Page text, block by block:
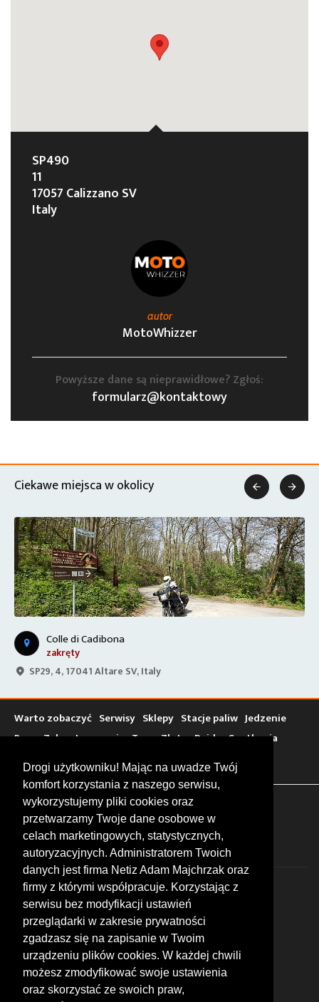
Drogi użytkowniku! Mając na uwadze Twój
komfort korzystania z naszego serwisu,
wykorzystujemy pliki cookies oraz
przetwarzamy Twoje dane osobowe w
celach marketingowych, statystycznych,
autoryzacyjnych. Administratorem Twoich
danych jest firma Netiz Adam Majchrzak oraz
firmy z którymi współpracuje. Korzystając z
serwisu bez modyfikacji ustawień
przeglądarki w zakresie prywatności
zgadzasz się na zapisanie w Twoim
urządzeniu plików cookies. W każdej chwili
możesz zmodyfikować swoje ustawienia
oraz skorzystać ze swoich praw,
SP490
11
17057 Calizzano SV
Italy
autor
MotoWhizzer
Powyższe dane są nieprawidłowe? Zgłoś:
formularz@kontaktowy
Ciekawe miejsca w okolicy
Colle di Cadibona
zakręty
SP29, 4, 17041 Altare SV, Italy
 
Warto zobaczyć Serwisy Sklepy Stacje paliw Jedzenie
Bary Zakwaterowanie Tory Zloty Rajdy Spotkania
Targi
Giełdy Szkolenia
FOLLOW US
© 2026 by MotoWhizzer.com
All rights reserved.
KONTAKT
ul. Chopina 16, I piętro